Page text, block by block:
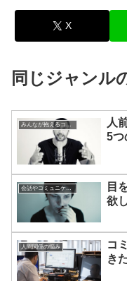
X
同じジャンル
みんなが抱えるコンプレックスや劣等感
人
5つ
会話やコミュニケーションの悩み
目
欲
人間関係の悩み
コ
き